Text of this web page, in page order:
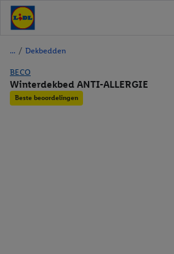
/ Dekbedden
BECO
Winterdekbed ANTI-ALLERGIE
Beste beoordelingen